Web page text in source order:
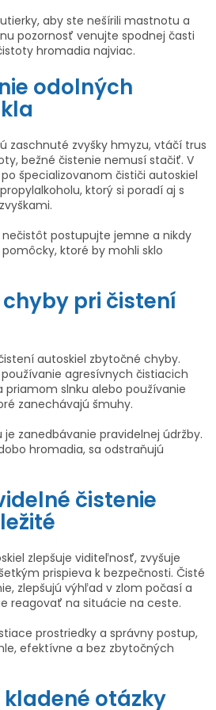
aby ste nešírili mastnotu a
pozornosť venujte spodnej časti
hromadia najviac.
odolných
zaschnuté zvyšky hmyzu, vtáčí trus
bežné čistenie nemusí stačiť. V
špecializovanom čističi autoskiel
ktorý si poradí aj s
postupujte jemne a nikdy
ktoré by mohli sklo
pri čistení
autoskiel zbytočné chyby.
agresívnych čistiacich
priamom slnku alebo používanie
zanechávajú šmuhy.
zanedbávanie pravidelnej údržby.
hromadia, sa odstraňujú
čistenie
zlepšuje viditeľnosť, zvyšuje
prispieva k bezpečnosti. Čisté
zlepšujú výhľad v zlom počasí a
reagovať na situácie na ceste.
prostriedky a správny postup,
efektívne a bez zbytočných
kladené otázky